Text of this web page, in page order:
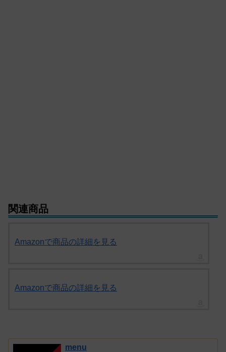
関連商品
Amazonで商品の詳細を見る
Amazonで商品の詳細を見る
menu